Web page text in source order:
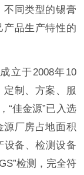
不同类型的锡膏
产品生产特性的
立于2008年10
定制、方案、服
“佳金源”已入选
源厂房占地面积
设备、检测设备
检测，完全符